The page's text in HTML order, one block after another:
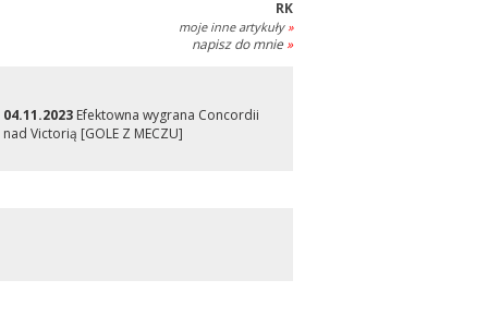
RK
moje inne artykuły »
napisz do mnie »
04.11.2023Efektowna wygrana Concordii
nad Victorią [GOLE Z MECZU]